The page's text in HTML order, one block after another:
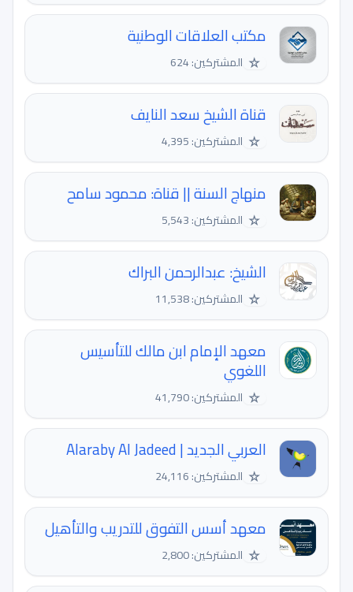
مكتب العلاقات الوطنية
☆ المشتركين: 624
قناة الشيخ سعد النايف
☆ المشتركين: 4,395
منهاج السنة || قناة: محمود سامح
☆ المشتركين: 5,543
الشيخ: عبدالرحمن البراك
☆ المشتركين: 11,538
معهد الإمام ابن مالك للتأسيس
اللغوي
☆ المشتركين: 41,790
العربي الجديد | Alaraby Al Jadeed
☆ المشتركين: 24,116
معهد أسس التفوق للتدريب والتأهيل
☆ المشتركين: 2,800